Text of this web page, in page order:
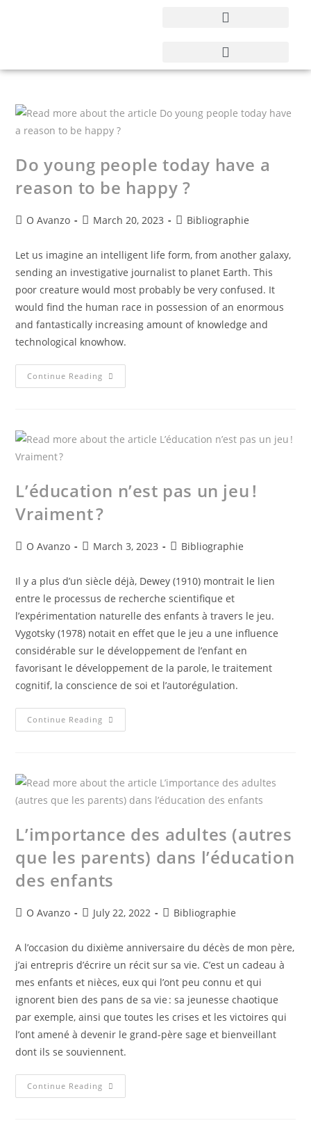
Do young people today have a
reason to be happy ?​
O Avanzo March 20, 2023 Bibliographie
Let us imagine an intelligent life form, from another galaxy,
sending an investigative journalist to planet Earth. This
poor creature would most probably be very confused. It
would find the human race in possession of an enormous
and fantastically increasing amount of knowledge and
technological knowhow.
Continue Reading
L’éducation n’est pas un jeu !
Vraiment ?
O Avanzo March 3, 2023 Bibliographie
Il y a plus d’un siècle déjà, Dewey (1910) montrait le lien
entre le processus de recherche scientifique et
l’expérimentation naturelle des enfants à travers le jeu.
Vygotsky (1978) notait en effet que le jeu a une influence
considérable sur le développement de l’enfant en
favorisant le développement de la parole, le traitement
cognitif, la conscience de soi et l’autorégulation.
Continue Reading
L’importance des adultes (autres
que les parents) dans l’éducation
des enfants
O Avanzo July 22, 2022 Bibliographie
A l’occasion du dixième anniversaire du décès de mon père,
j’ai entrepris d’écrire un récit sur sa vie. C’est un cadeau à
mes enfants et nièces, eux qui l’ont peu connu et qui
ignorent bien des pans de sa vie : sa jeunesse chaotique
par exemple, ainsi que toutes les crises et les victoires qui
l’ont amené à devenir le grand-père sage et bienveillant
dont ils se souviennent.
Continue Reading